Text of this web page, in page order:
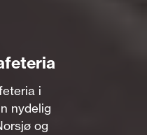
i
nydelig
og